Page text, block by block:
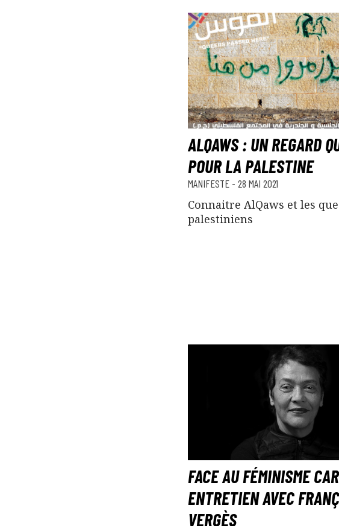
ALQAWS : UN REGARD
POUR LA PALESTINE
MANIFESTE - 28 MAI 2021
Connaitre AlQaws et les
palestiniens
FACE AU FÉMINISME
ENTRETIEN AVEC
VERGÈS